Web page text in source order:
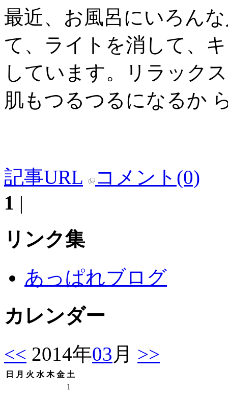
最近、お風呂にいろん
て、ライトを消して、
しています。リラック
肌もつるつるになるか
記事URL
コメント(0)
1 |
リンク集
あっぱれブログ
カレンダー
<< 2014年03 月 >>
日 月 火 水 木 金 土
1